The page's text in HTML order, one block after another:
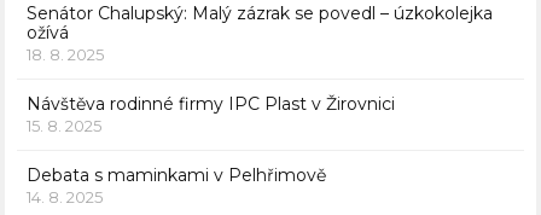
Senátor Chalupský: Malý zázrak se povedl – úzkokolejka
ožívá
18. 8. 2025
Návštěva rodinné firmy IPC Plast v Žirovnici
15. 8. 2025
Debata s maminkami v Pelhřimově
14. 8. 2025